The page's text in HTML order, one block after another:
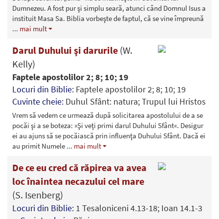
Dumnezeu. A fost pur şi simplu seară, atunci când Domnul Isus a
instituit Masa Sa. Biblia vorbeşte de faptul, că se vine împreună
... mai mult
Darul Duhului şi darurile (W.
Kelly)
Faptele apostolilor 2; 8; 10; 19
Locuri din Biblie: Faptele apostolilor 2; 8; 10; 19
Cuvinte cheie: Duhul Sfânt: natura; Trupul lui Hristos
Vrem să vedem ce urmează după solicitarea apostolului de a se
pocăi şi a se boteza: »Şi veţi primi darul Duhului Sfânt«. Desigur
ei au ajuns să se pocăiască prin influenţa Duhului Sfânt. Dacă ei
au primit Numele ... mai mult
De ce eu cred că răpirea va avea
loc înaintea necazului cel mare
(S. Isenberg)
Locuri din Biblie: 1 Tesaloniceni 4.13-18; Ioan 14.1-3